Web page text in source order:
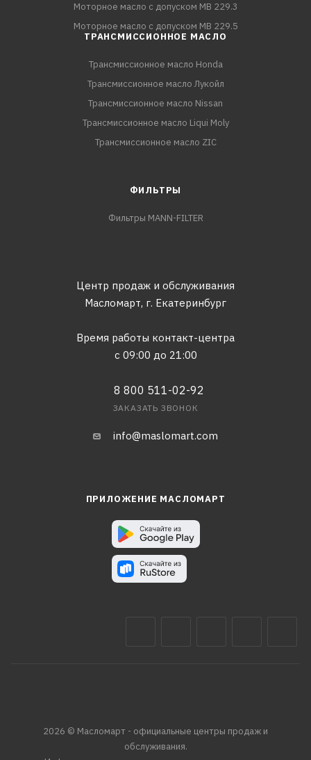
Моторное масло с допуском MB 229.3
Моторное масло с допуском MB 229.5
ТРАНСМИССИОННОЕ МАСЛО
Трансмиссионное масло Honda
Трансмиссионное масло Лукойл
Трансмиссионное масло Nissan
Трансмиссионное масло Liqui Moly
Трансмиссионное масло ZIC
ФИЛЬТРЫ
Фильтры MANN-FILTER
Центр продаж и обслуживания
Масломарт, г. Екатеринбург
Время работы контакт-центра
с 09:00 до 21:00
8 800 511-02-92
ЗАКАЗАТЬ ЗВОНОК
info@maslomart.com
ПРИЛОЖЕНИЕ МАСЛОМАРТ
2026 © Масломарт - официальные центры продаж и
обслуживания.